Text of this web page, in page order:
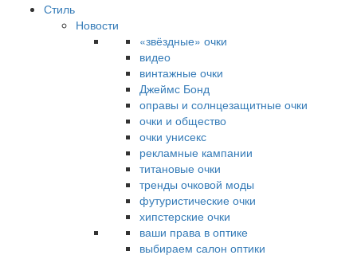
Стиль
Новости
«звёздные» очки
видео
винтажные очки
Джеймс Бонд
оправы и солнцезащитные очки
очки и общество
очки унисекс
рекламные кампании
титановые очки
тренды очковой моды
футуристические очки
хипстерские очки
ваши права в оптике
выбираем салон оптики